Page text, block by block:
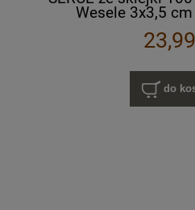
Wesele 3x3,5 cm
do